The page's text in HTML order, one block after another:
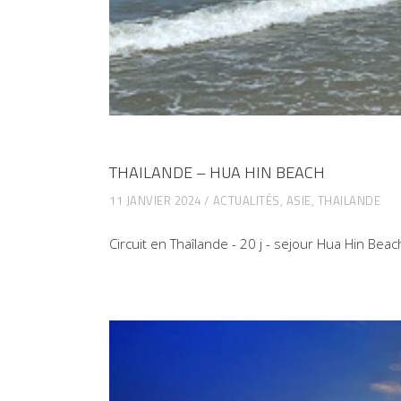
THAILANDE – HUA HIN BEACH
11 JANVIER 2024 ACTUALITÉS, ASIE, THAILANDE
Circuit en Thaîlande - 20 j - sejour Hua Hin